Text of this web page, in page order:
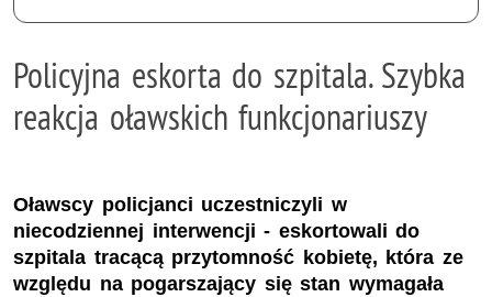
Policyjna eskorta do szpitala. Szybka
reakcja oławskich funkcjonariuszy
Oławscy policjanci uczestniczyli w
niecodziennej interwencji - eskortowali do
szpitala tracącą przytomność kobietę, która ze
względu na pogarszający się stan wymagała